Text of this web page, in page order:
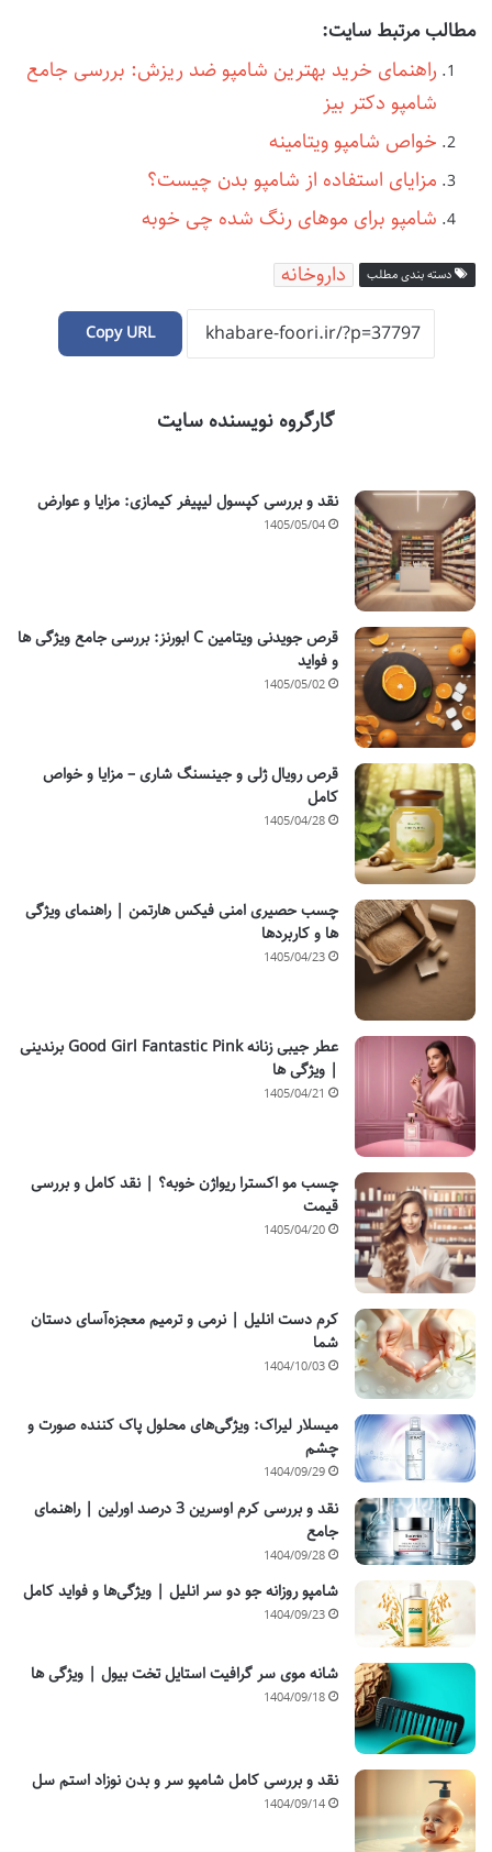
مطالب مرتبط سایت:
راهنمای خرید بهترین شامپو ضد ریزش: بررسی جامع
شامپو دکتر بیز
خواص شامپو ویتامینه
مزایای استفاده از شامپو بدن چیست؟
شامپو برای موهای رنگ شده چی خوبه
دسته بندی مطلب داروخانه
Copy URL
گارگروه نویسنده سایت
نقد و بررسی کپسول لیپیفر کیمازی: مزایا و عوارض
1405/05/04
قرص جویدنی ویتامین C ابورنز: بررسی جامع ویژگی ها
و فواید
1405/05/02
قرص رویال ژلی و جینسنگ شاری – مزایا و خواص
کامل
1405/04/28
چسب حصیری امنی فیکس هارتمن | راهنمای ویژگی
ها و کاربردها
1405/04/23
عطر جیبی زنانه Good Girl Fantastic Pink برندینی
| ویژگی ها
1405/04/21
چسب مو اکسترا ریواژن خوبه؟ | نقد کامل و بررسی
قیمت
1405/04/20
کرم دست انلیل | نرمی و ترمیم معجزه‌آسای دستان
شما
1404/10/03
میسلار لیراک: ویژگی‌های محلول پاک کننده صورت و
چشم
1404/09/29
نقد و بررسی کرم اوسرین 3 درصد اورلین | راهنمای
جامع
1404/09/28
شامپو روزانه جو دو سر انلیل | ویژگی‌ها و فواید کامل
1404/09/23
شانه موی سر گرافیت استایل تخت بیول | ویژگی ها
1404/09/18
نقد و بررسی کامل شامپو سر و بدن نوزاد استم سل
1404/09/14